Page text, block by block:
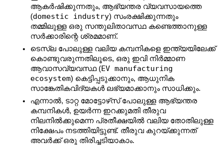
ആകർഷിക്കുന്നതും, ആഭ്യന്തര വ്യവസായത്തെ
(domestic industry) സംരക്ഷിക്കുന്നതും
തമ്മിലുള്ള ഒരു സന്തുലിതാവസ്ഥ കണ്ടെത്താനുള്ള
സർക്കാരിന്റെ ശ്രമമാണ്.
ടെസ്‌ല പോലുള്ള വലിയ കമ്പനികളെ ഇന്ത്യയിലേക്ക്
കൊണ്ടുവരുന്നതിലൂടെ, ഒരു ഇവി നിർമ്മാണ
ആവാസവ്യവസ്ഥ (EV manufacturing
ecosystem) കെട്ടിപ്പടുക്കാനും, ആധുനിക
സാങ്കേതികവിദ്യകൾ ലഭ്യമാക്കാനും സാധിക്കും.
എന്നാൽ, ടാറ്റ മോട്ടോഴ്‌സ് പോലുള്ള ആഭ്യന്തര
കമ്പനികൾ, ഉയർന്ന ഇറക്കുമതി തീരുവ
നിലനിൽക്കുമെന്ന പ്രതീക്ഷയിൽ വലിയ തോതിലുള്ള
നിക്ഷേപം നടത്തിയിട്ടുണ്ട്. തീരുവ കുറയ്ക്കുന്നത്
അവർക്ക് ഒരു തിരിച്ചടിയാകാം.